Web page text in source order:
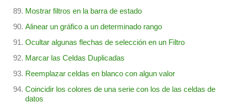
Mostrar filtros en la barra de estado
Alinear un gráfico a un determinado rango
Ocultar algunas flechas de selección en un Filtro
Marcar las Celdas Duplicadas
Reemplazar celdas en blanco con algun valor
Coincidir los colores de una serie con los de las celdas de
datos